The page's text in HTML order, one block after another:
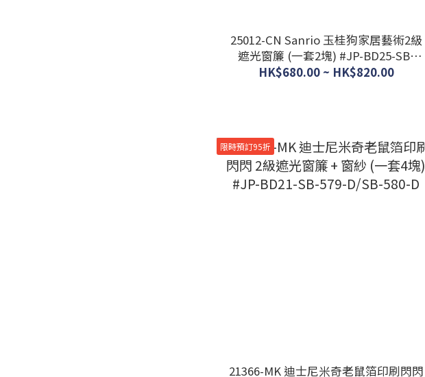
25012-CN Sanrio 玉桂狗家居藝術2級
遮光窗簾 (一套2塊) #JP-BD25-SB-
670-S
HK$680.00 ~ HK$820.00
限時預訂95折
21366-MK 迪士尼米奇老鼠箔印刷閃閃